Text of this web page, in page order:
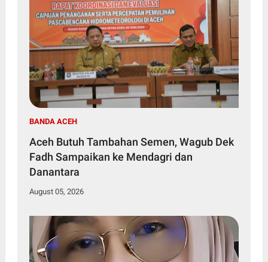
BANDA ACEH
Aceh Butuh Tambahan Semen, Wagub Dek
Fadh Sampaikan ke Mendagri dan
Danantara
August 05, 2026